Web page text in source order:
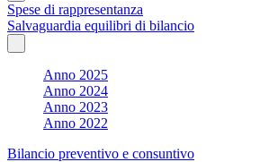
Spese di rappresentanza
Salvaguardia equilibri di bilancio
Anno 2025
Anno 2024
Anno 2023
Anno 2022
Bilancio preventivo e consuntivo